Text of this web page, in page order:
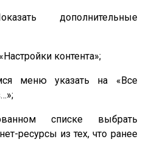
дополнительные
контента»;
меню указать на «Все
списке выбрать
ресурсы из тех, что ранее